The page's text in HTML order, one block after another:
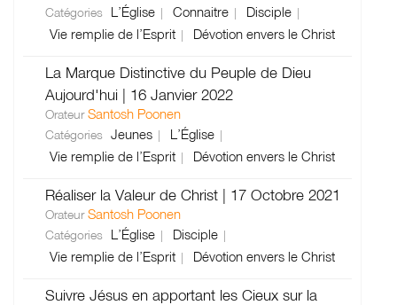
Catégories L’Église Connaitre
Disciple
Vie remplie de l’Esprit
Dévotion envers le Christ
La Marque Distinctive du Peuple de Dieu
Aujourd'hui | 16 Janvier 2022
OrateurSantosh Poonen
Catégories Jeunes
L’Église
Vie remplie de l’Esprit
Dévotion envers le Christ
Réaliser la Valeur de Christ | 17 Octobre 2021
OrateurSantosh Poonen
Catégories L’Église
Disciple
Vie remplie de l’Esprit
Dévotion envers le Christ
Suivre Jésus en apportant les Cieux sur la